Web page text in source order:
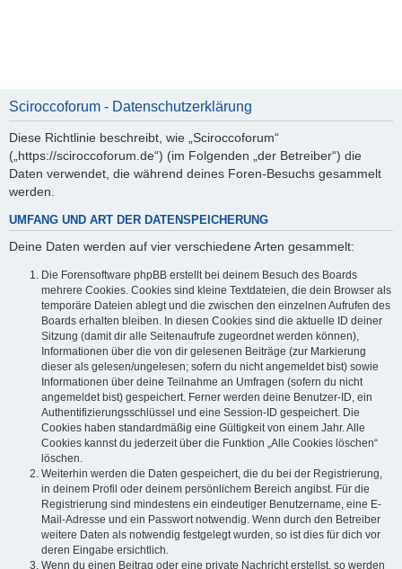
Sciroccoforum - Datenschutzerklärung
Diese Richtlinie beschreibt, wie „Sciroccoforum“
(„https://sciroccoforum.de“) (im Folgenden „der Betreiber“) die
Daten verwendet, die während deines Foren-Besuchs gesammelt
werden.
UMFANG UND ART DER DATENSPEICHERUNG
Deine Daten werden auf vier verschiedene Arten gesammelt:
Die Forensoftware phpBB erstellt bei deinem Besuch des Boards
mehrere Cookies. Cookies sind kleine Textdateien, die dein Browser als
temporäre Dateien ablegt und die zwischen den einzelnen Aufrufen des
Boards erhalten bleiben. In diesen Cookies sind die aktuelle ID deiner
Sitzung (damit dir alle Seitenaufrufe zugeordnet werden können),
Informationen über die von dir gelesenen Beiträge (zur Markierung
dieser als gelesen/ungelesen; sofern du nicht angemeldet bist) sowie
Informationen über deine Teilnahme an Umfragen (sofern du nicht
angemeldet bist) gespeichert. Ferner werden deine Benutzer-ID, ein
Authentifizierungsschlüssel und eine Session-ID gespeichert. Die
Cookies haben standardmäßig eine Gültigkeit von einem Jahr. Alle
Cookies kannst du jederzeit über die Funktion „Alle Cookies löschen“
löschen.
Weiterhin werden die Daten gespeichert, die du bei der Registrierung,
in deinem Profil oder deinem persönlichem Bereich angibst. Für die
Registrierung sind mindestens ein eindeutiger Benutzername, eine E-
Mail-Adresse und ein Passwort notwendig. Wenn durch den Betreiber
weitere Daten als notwendig festgelegt wurden, so ist dies für dich vor
deren Eingabe ersichtlich.
Wenn du einen Beitrag oder eine private Nachricht erstellst, so werden